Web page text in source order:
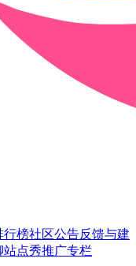
行榜社区公告反馈与建
站点秀推广专栏